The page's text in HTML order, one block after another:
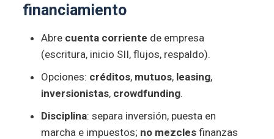
financiamiento
Abre cuenta corriente de empresa
(escritura, inicio SII, flujos, respaldo).
Opciones: créditos, mutuos, leasing,
inversionistas, crowdfunding.
Disciplina: separa inversión, puesta en
marcha e impuestos; no mezclesfinanzas